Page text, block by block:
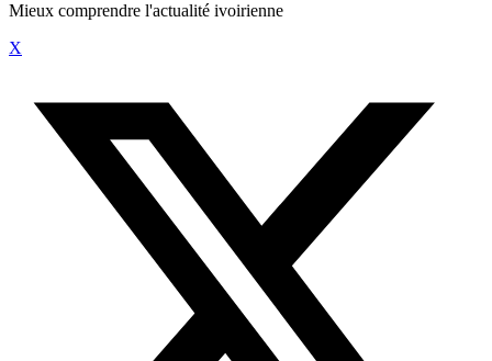
Mieux comprendre l'actualité ivoirienne
X